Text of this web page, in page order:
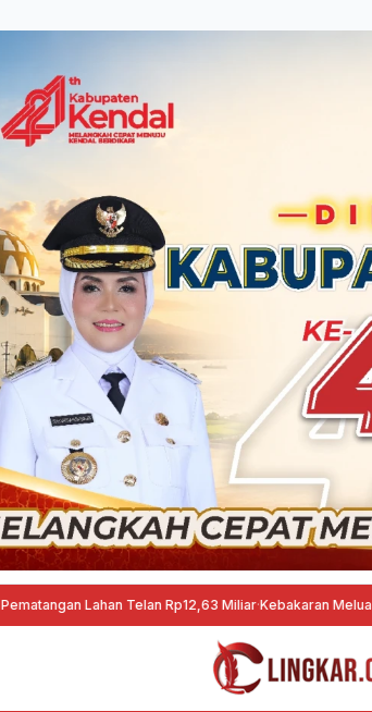
Lahan Telan Rp12,63 Miliar·Kebakaran Meluas,